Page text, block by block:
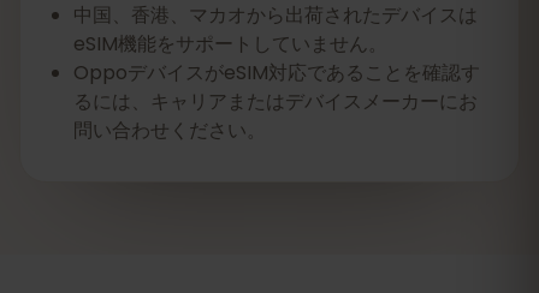
中国、香港、マカオから出荷されたデバイスは
eSIM機能をサポートしていません。
OppoデバイスがeSIM対応であることを確認す
るには、キャリアまたはデバイスメーカーにお
問い合わせください。